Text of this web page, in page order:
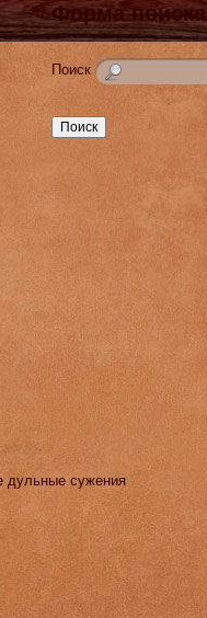
Форма поиска
Поиск
дульные сужения